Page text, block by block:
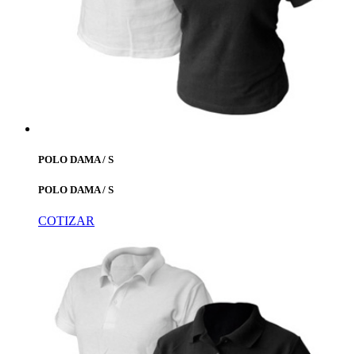
POLO DAMA / S
POLO DAMA / S
COTIZAR